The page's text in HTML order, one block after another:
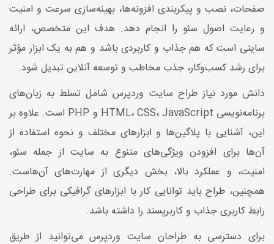
صفحات، نصب و پیکربندی افزونه‌ها، بهینه‌سازی سرعت و امنیت
و رعایت اصول سئو را انجام دهد. هدف این متخصص، ارائه
سایتی است که هم جذاب و کاربردی باشد و هم به یک ابزار مؤثر
برای رشد کسب‌وکار، جذب مخاطب و توسعه آنلاین تبدیل شود.
دانش مورد نیاز طراح سایت وردپرس شامل تسلط به زبان‌های
برنامه‌نویسی HTML، CSS، JavaScript و PHP است. علاوه بر
این، آشنایی با پلاگین‌ها و ابزارهای مختلف و نحوه استفاده از
آن‌ها برای افزودن ویژگی‌های متنوع به سایت از جمله سئو،
امنیت، و عملکرد بالا، بخش دیگری از مهارت‌های آن‌هاست.
همچنین، طراح باید توانایی کار با ابزارهای گرافیکی برای طراحی
رابط کاربری جذاب و کاربرپسند را داشته باشد.
برای دسترسی به طراحان سایت وردپرس می‌توانید از طریق